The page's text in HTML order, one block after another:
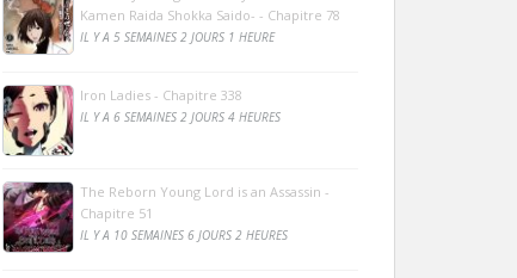
Kamen Raida Shokka Saido- - Chapitre 78
IL Y A 5 SEMAINES 2 JOURS 1 HEURE
Iron Ladies - Chapitre 338
IL Y A 6 SEMAINES 2 JOURS 4 HEURES
The Reborn Young Lord is an Assassin -
Chapitre 51
IL Y A 10 SEMAINES 6 JOURS 2 HEURES